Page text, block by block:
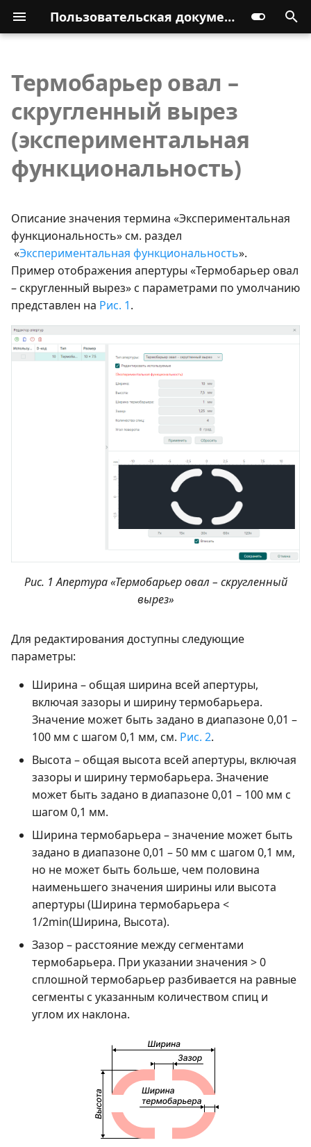
Пользовательская документация
Термобарьер овал –
скругленный вырез
(экспериментальная
функциональность)
Описание значения термина «Экспериментальная
функциональность» см. раздел
«Экспериментальная функциональность».
Пример отображения апертуры «Термобарьер овал
– скругленный вырез» с параметрами по умолчанию
представлен на Рис. 1.
Рис. 1 Апертура «Термобарьер овал – скругленный
вырез»
Для редактирования доступны следующие
параметры:
Ширина – общая ширина всей апертуры,
включая зазоры и ширину термобарьера.
Значение может быть задано в диапазоне 0,01 –
100 мм с шагом 0,1 мм, см. Рис. 2.
Высота – общая высота всей апертуры, включая
зазоры и ширину термобарьера. Значение
может быть задано в диапазоне 0,01 – 100 мм с
шагом 0,1 мм.
Ширина термобарьера – значение может быть
задано в диапазоне 0,01 – 50 мм с шагом 0,1 мм,
но не может быть больше, чем половина
наименьшего значения ширины или высота
апертуры (Ширина термобарьера <
1/2min(Ширина, Высота).
Зазор – расстояние между сегментами
термобарьера. При указании значения > 0
сплошной термобарьер разбивается на равные
сегменты с указанным количеством спиц и
углом их наклона.